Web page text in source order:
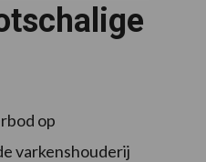
op
varkenshouderij